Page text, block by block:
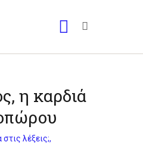
η καρδιά
στις λέξεις;,